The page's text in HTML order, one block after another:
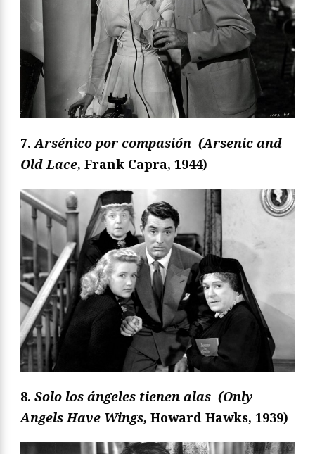
7.Arsénico por compasión (Arsenic and
Old Lace, Frank Capra, 1944)
8. Solo los ángeles tienen alas (Only
Angels Have Wings, Howard Hawks, 1939)